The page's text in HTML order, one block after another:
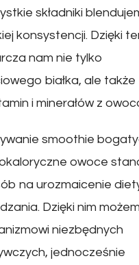
składniki
konsystencji. Dzięki
nam nie tylko
białka, ale także
i minerałów z
smoothie
owoce
na urozmaicenie
Dzięki nim
niezbędnych
jednocześnie